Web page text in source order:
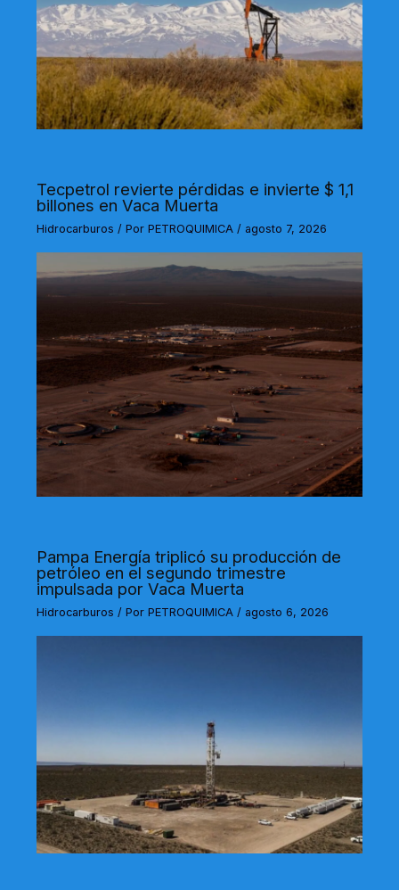
Tecpetrol revierte pérdidas e invierte $ 1,1
billones en Vaca Muerta
Hidrocarburos / PorPETROQUIMICA/ agosto 7, 2026
Pampa Energía triplicó su producción de
petróleo en el segundo trimestre
impulsada por Vaca Muerta
Hidrocarburos / PorPETROQUIMICA/ agosto 6, 2026